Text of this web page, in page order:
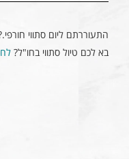
התעוררתם ליום סתווי
בא לכם טיול סתווי בחו"ל?